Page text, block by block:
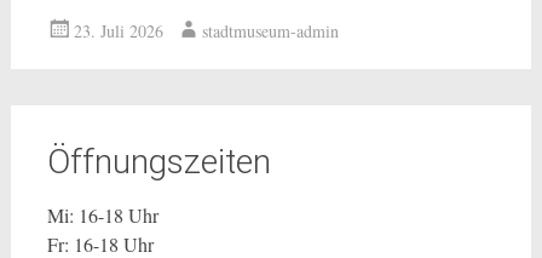
23. Juli 2026 stadtmuseum-admin
Öffnungszeiten
Mi: 16-18 Uhr
Fr: 16-18 Uhr